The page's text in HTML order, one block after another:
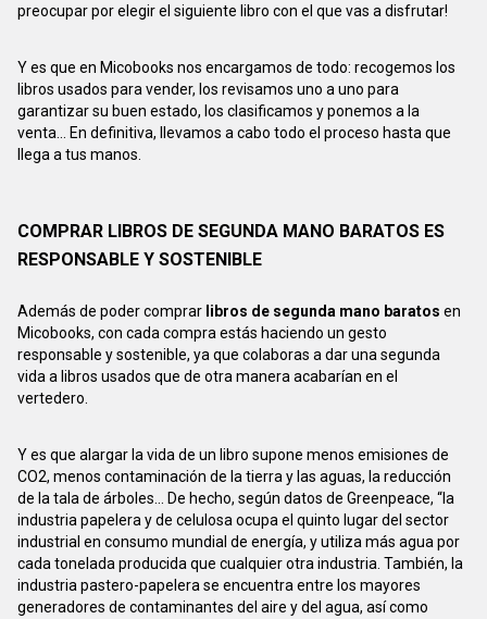
preocupar por elegir el siguiente libro con el que vas a disfrutar!
Y es que en Micobooks nos encargamos de todo: recogemos los
libros usados para vender, los revisamos uno a uno para
garantizar su buen estado, los clasificamos y ponemos a la
venta... En definitiva, llevamos a cabo todo el proceso hasta que
llega a tus manos.
COMPRAR LIBROS DE SEGUNDA MANO BARATOS ES
RESPONSABLE Y SOSTENIBLE
Además de poder comprar libros de segunda mano baratos en
Micobooks, con cada compra estás haciendo un gesto
responsable y sostenible, ya que colaboras a dar una segunda
vida a libros usados que de otra manera acabarían en el
vertedero.
Y es que alargar la vida de un libro supone menos emisiones de
CO2, menos contaminación de la tierra y las aguas, la reducción
de la tala de árboles... De hecho, según datos de Greenpeace, “la
industria papelera y de celulosa ocupa el quinto lugar del sector
industrial en consumo mundial de energía, y utiliza más agua por
cada tonelada producida que cualquier otra industria. También, la
industria pastero-papelera se encuentra entre los mayores
generadores de contaminantes del aire y del agua, así como